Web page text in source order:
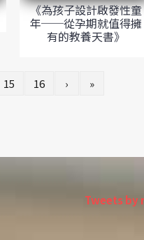
《為孩子設計啟發性童
年──從孕期就值得擁
有的教養天書》
15 16 › »
Tweets by